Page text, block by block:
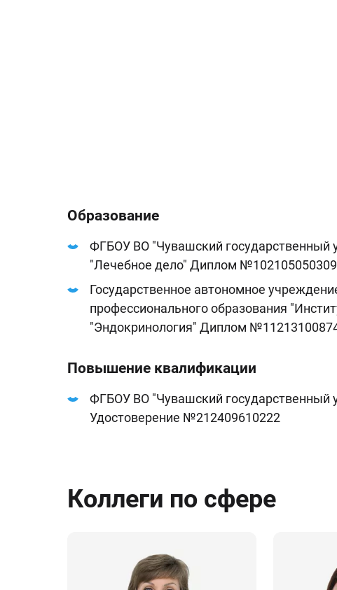
Образование
ФГБОУ ВО "Чувашский государственный
"Лечебное дело" Диплом
Государственное автономное
профессионального образования
"Эндокринология" Диплом
Повышение квалификации
ФГБОУ ВО "Чувашский государственный
Удостоверение №212409610222
Коллеги по сфере